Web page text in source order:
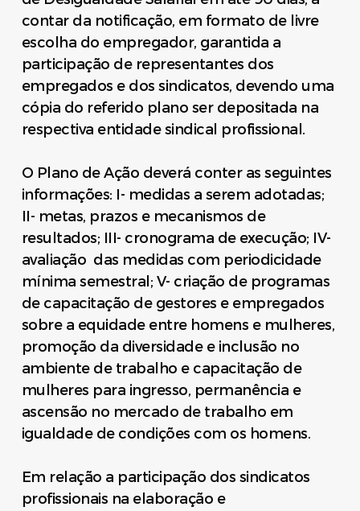
contar da notificação, em formato de livre
escolha do empregador, garantida a
participação de representantes dos
empregados e dos sindicatos, devendo uma
cópia do referido plano ser depositada na
respectiva entidade sindical profissional.
O Plano de Ação deverá conter as seguintes
informações: I- medidas a serem adotadas;
II- metas, prazos e mecanismos de
resultados; III- cronograma de execução; IV-
avaliação das medidas com periodicidade
mínima semestral; V- criação de programas
de capacitação de gestores e empregados
sobre a equidade entre homens e mulheres,
promoção da diversidade e inclusão no
ambiente de trabalho e capacitação de
mulheres para ingresso, permanência e
ascensão no mercado de trabalho em
igualdade de condições com os homens.
Em relação a participação dos sindicatos
profissionais na elaboração e